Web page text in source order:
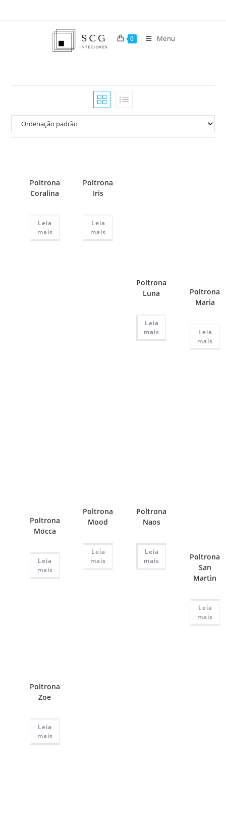
0 Menu
Poltrona
Coralina
Leia
mais
Poltrona
Iris
Leia
mais
Poltrona
Luna
Leia
mais
Poltrona
Maria
Leia
mais
Poltrona
Mocca
Leia
mais
Poltrona
Mood
Leia
mais
Poltrona
Naos
Leia
mais
Poltrona
San
Martin
Leia
mais
Poltrona
Zoe
Leia
mais